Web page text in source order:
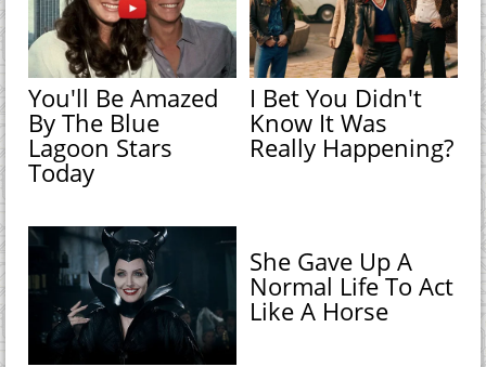
You'll Be Amazed
By The Blue
Lagoon Stars
Today
I Bet You Didn't
Know It Was
Really Happening?
She Gave Up A
Normal Life To Act
Like A Horse